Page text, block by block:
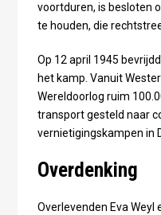
voortduren, is besloten
te houden, die
Op 12 april 1945
het kamp. Vanuit
Wereldoorlog ruim
transport gesteld naar
vernietigingskampen in
Overdenking
Overlevenden Eva Weyl